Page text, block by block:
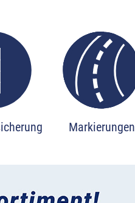
page
Markierungen